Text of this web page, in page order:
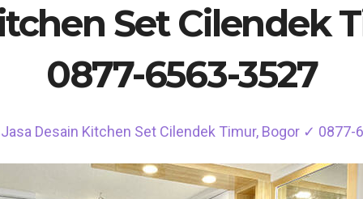
Set Cilendek
0877-6563-3527
Jasa Desain Kitchen Set Cilendek Timur, Bogor ✓ 0877-